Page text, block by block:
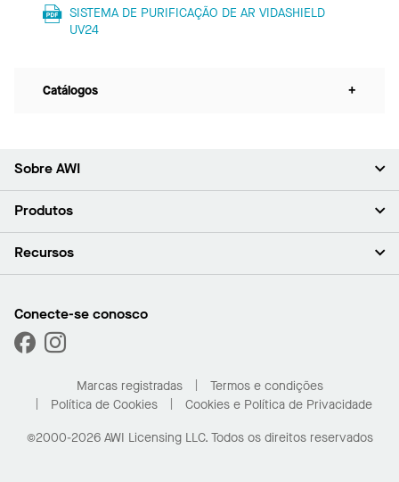
SISTEMA DE PURIFICAÇÃO DE AR VIDASHIELD
UV24
Catálogos +
Sobre AWI
Sobre nós (em inglês)
Sala de imprensa (em inglês)
Produtos
Forros
Capacidades personalizadas
Desempenho
Recursos
Encontre um distribuidor
Galeria de projetos
Conecte-se conosco
Marcas registradas
Termos e condições
Política de Cookies
Cookies e Política de Privacidade
©2000-2026 AWI Licensing LLC. Todos os direitos reservados